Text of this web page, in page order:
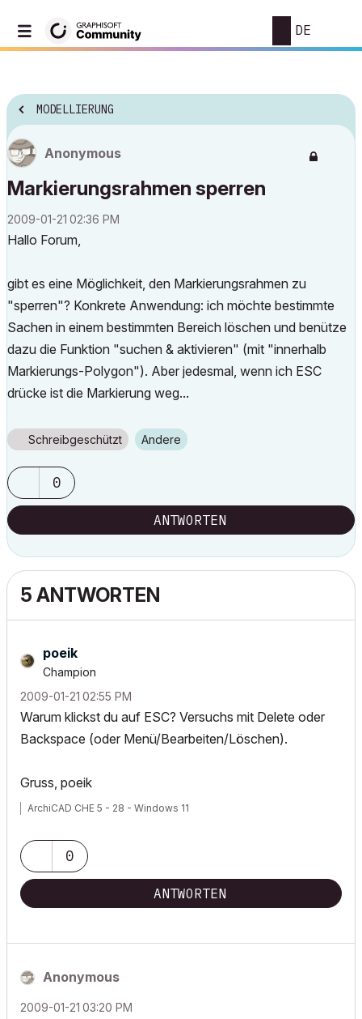
DE
MODELLIERUNG
Anonymous
Markierungsrahmen sperren
‎2009-01-21 02:36 PM
Hallo Forum,
gibt es eine Möglichkeit, den Markierungsrahmen zu
"sperren"? Konkrete Anwendung: ich möchte bestimmte
Sachen in einem bestimmten Bereich löschen und benütze
dazu die Funktion "suchen & aktivieren" (mit "innerhalb
Markierungs-Polygon"). Aber jedesmal, wenn ich ESC
drücke ist die Markierung weg...
Schreibgeschützt Andere
0
ANTWORTEN
5 ANTWORTEN
poeik
Champion
‎2009-01-21 02:55 PM
Warum klickst du auf ESC? Versuchs mit Delete oder
Backspace (oder Menü/Bearbeiten/Löschen).
Gruss, poeik
ArchiCAD CHE 5 - 28 - Windows 11
0
ANTWORTEN
Anonymous
‎2009-01-21 03:20 PM